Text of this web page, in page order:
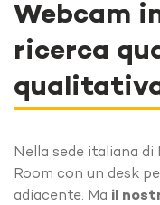
Webcam
ricerca
Nella sede italiana di
Room con un desk
adiacente. Ma il